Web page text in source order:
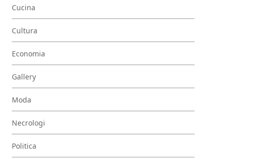
Cucina
Cultura
Economia
Gallery
Moda
Necrologi
Politica